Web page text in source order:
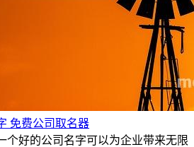
免费公司取名器
个好的公司名字可以为企业带来无限